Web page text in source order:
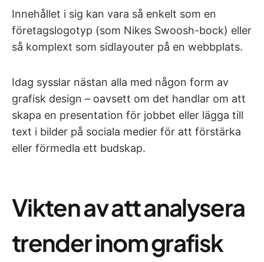
Innehållet i sig kan vara så enkelt som en
företagslogotyp (som Nikes Swoosh-bock) eller
så komplext som sidlayouter på en webbplats.
Idag sysslar nästan alla med någon form av
grafisk design – oavsett om det handlar om att
skapa en presentation för jobbet eller lägga till
text i bilder på sociala medier för att förstärka
eller förmedla ett budskap.
Vikten av att analysera
trender inom grafisk